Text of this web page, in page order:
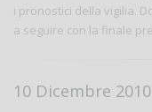
i pronostici della vigilia.
a seguire con la finale
10 Dicembre